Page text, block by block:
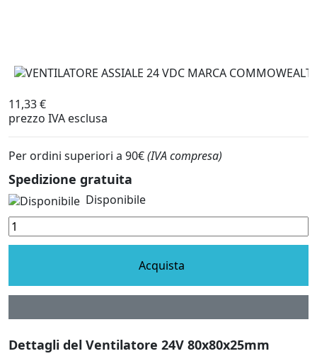
11,33 €
prezzo IVA esclusa
Per ordini superiori a 90€(IVA compresa)
Spedizione gratuita
Disponibile
Acquista
Dettagli del Ventilatore 24V 80x80x25mm